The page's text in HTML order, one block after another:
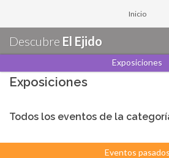
Inicio
Descubre El Ejido
Exposiciones
Exposiciones
Todos los eventos de la
Eventos pasados